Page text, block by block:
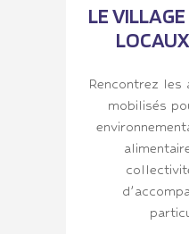
LE
Rencontrez les
mobilisés